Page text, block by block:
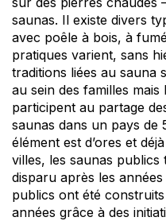
saunas. Il existe divers
avec poêle à bois, à
pratiques varient, sans
traditions liées au sauna
au sein des familles
participent au partage
saunas dans un pays de
élément est d’ores et
villes, les saunas
disparu après les
publics ont été
années grâce à des